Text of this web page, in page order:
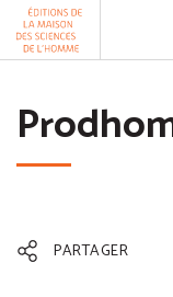
Aller au contenu
PARTAGER
Panneau de gestion